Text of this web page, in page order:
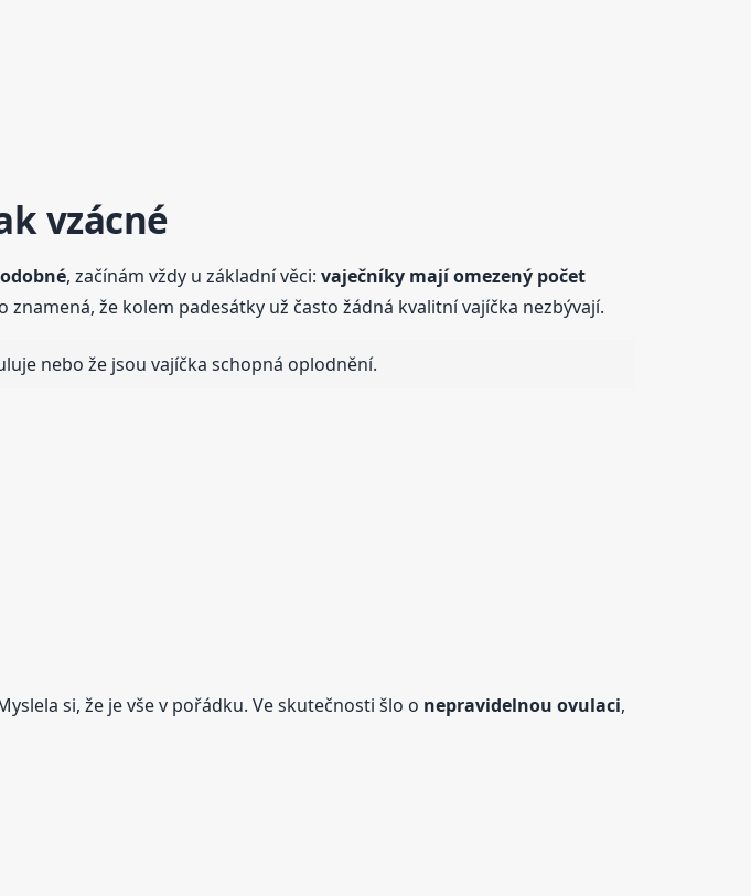
vzácné
, začínám vždy u základní věci: vaječníky mají omezený počet
že kolem padesátky už často žádná kvalitní vajíčka nezbývají.
nebo že jsou vajíčka schopná oplodnění.
si, že je vše v pořádku. Ve skutečnosti šlo o nepravidelnou ovulaci,